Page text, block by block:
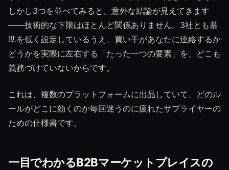
しかし3つを並べてみると、意外な結論が見えてきます
——技術的な下限はほとんど関係ありません。3社とも基
準を低く設定しているうえ、買い手があなたに連絡するか
どうかを実際に左右する「たった一つの要素」を、どこも
義務づけていないからです。
これは、複数のプラットフォームに出品していて、どのル
ールがどこに効くのか毎回迷うのに疲れたサプライヤーの
ための仕様書です。
一目でわかるB2Bマーケットプレイスの